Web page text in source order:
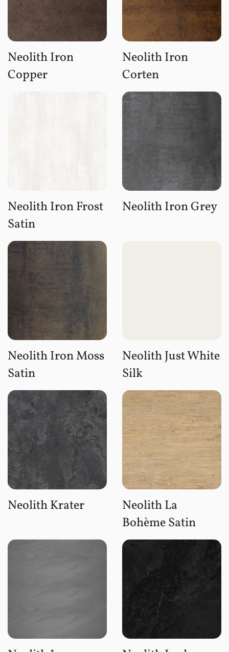
Neolith Iron
Copper
Neolith Iron
Corten
Neolith Iron Frost
Satin
Neolith Iron Grey
Neolith Iron Moss
Satin
Neolith Just White
Silk
Neolith Krater
Neolith La
Bohème Satin